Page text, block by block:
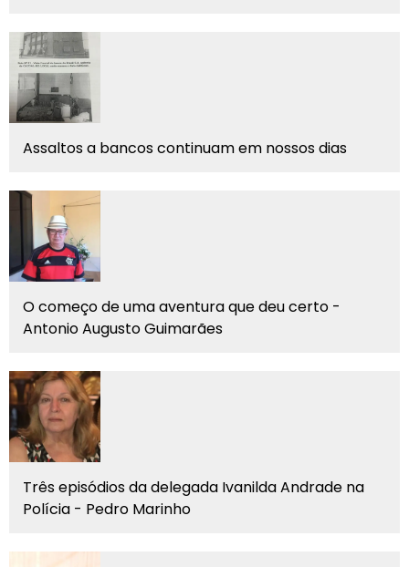
Assaltos a bancos continuam em nossos dias
O começo de uma aventura que deu certo -
Antonio Augusto Guimarães
Três episódios da delegada Ivanilda Andrade na
Polícia - Pedro Marinho